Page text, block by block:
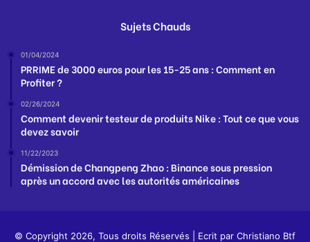
Sujets Chauds
01/04/2024
PRRIME de 3000 euros pour les 15-25 ans : Comment en
Profiter ?
02/26/2024
Comment devenir testeur de produits Nike : Tout ce que vous
devez savoir
11/22/2023
Démission de Changpeng Zhao : Binance sous pression
après un accord avec les autorités américaines
© Copyright 2026, Tous droits Réservés | Ecrit par Christiano Btf